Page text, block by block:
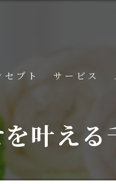
セプト サービス
叶え